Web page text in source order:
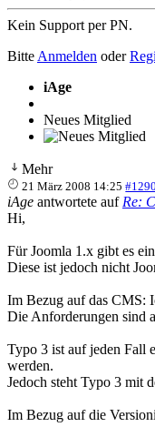
Kein Support per PN.
Bitte Anmelden oder
iAge
Neues Mitglied
Mehr
21 März 2008 14:25
iAge antwortete auf Re:
Hi,
Für Joomla 1.x gibt es
Diese ist jedoch nicht
Im Bezug auf das CMS:
Die Anforderungen sind
Typo 3 ist auf jeden Fall
werden.
Jedoch steht Typo 3 mit
Im Bezug auf die